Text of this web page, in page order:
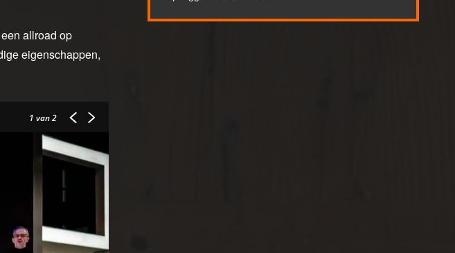
allroad op
eigenschappen,
1 van 2